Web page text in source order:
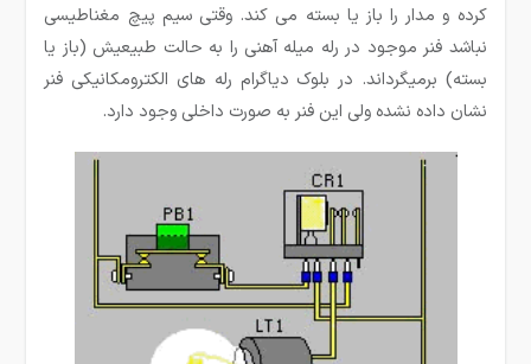
کرده و مدار را باز یا بسته می کند. وقتی سیم پیچ مغناطیسی
نباشد فنر موجود در رله میله آهنی را به حالت طبیعیش (باز یا
بسته) برمیگرداند. در بلوک دیاگرام رله های الکترومکانیکی فنر
نشان داده نشده ولی این فنر به صورت داخلی وجود دارد.